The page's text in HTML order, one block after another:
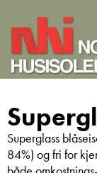
Superglass
84%) og fri for